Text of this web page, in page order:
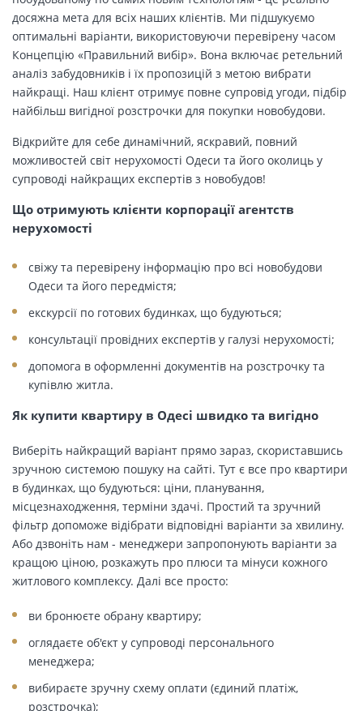
досяжна мета для всіх наших клієнтів. Ми підшукуємо
оптимальні варіанти, використовуючи перевірену часом
Концепцію «Правильний вибір». Вона включає ретельний
аналіз забудовників і їх пропозицій з метою вибрати
найкращі. Наш клієнт отримує повне супровід угоди, підбір
найбільш вигідної розстрочки для покупки новобудови.
Відкрийте для себе динамічний, яскравий, повний
можливостей світ нерухомості Одеси та його околиць у
супроводі найкращих експертів з новобудов!
Що отримують клієнти корпорації агентств
нерухомості
свіжу та перевірену інформацію про всі новобудови
Одеси та його передмістя;
екскурсії по готових будинках, що будуються;
консультації провідних експертів у галузі нерухомості;
допомога в оформленні документів на розстрочку та
купівлю житла.
Як купити квартиру в Одесі швидко та вигідно
Виберіть найкращий варіант прямо зараз, скориставшись
зручною системою пошуку на сайті. Тут є все про квартири
в будинках, що будуються: ціни, планування,
місцезнаходження, терміни здачі. Простий та зручний
фільтр допоможе відібрати відповідні варіанти за хвилину.
Або дзвоніть нам - менеджери запропонують варіанти за
кращою ціною, розкажуть про плюси та мінуси кожного
житлового комплексу. Далі все просто:
ви бронюєте обрану квартиру;
оглядаєте об'єкт у супроводі персонального
менеджера;
вибираєте зручну схему оплати (єдиний платіж,
розстрочка);